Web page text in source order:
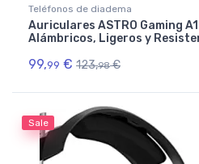
Teléfonos de diadema
Auriculares ASTRO Gaming
Alámbricos, Ligeros y
99,99 € 123,98 €
Sale